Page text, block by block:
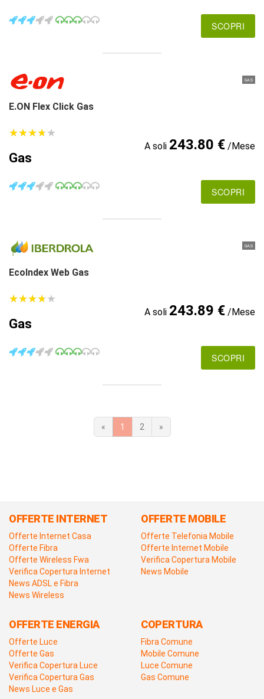
SCOPRI
GAS
E.ON Flex Click Gas
★★★★★
★★★★★
Gas
A soli 243.80 €/Mese
SCOPRI
GAS
EcoIndex Web Gas
★★★★★
★★★★★
Gas
A soli 243.89 €/Mese
SCOPRI
« 1 2 »
OFFERTE INTERNET
Offerte Internet Casa
Offerte Fibra
Offerte Wireless Fwa
Verifica Copertura Internet
News ADSL e Fibra
News Wireless
OFFERTE MOBILE
Offerte Telefonia Mobile
Offerte Internet Mobile
Verifica Copertura Mobile
News Mobile
OFFERTE ENERGIA
Offerte Luce
Offerte Gas
Verifica Copertura Luce
Verifica Copertura Gas
News Luce e Gas
COPERTURA
Fibra Comune
Mobile Comune
Luce Comune
Gas Comune